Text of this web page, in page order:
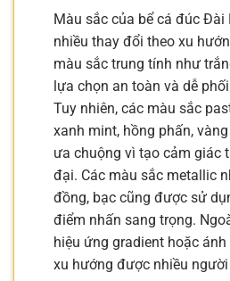
Màu sắc của bể cá đúc Đài
nhiều thay đổi theo xu
màu sắc trung tính như
lựa chọn an toàn và dễ
Tuy nhiên, các màu sắc
xanh mint, hồng phấn,
ưa chuộng vì tạo cảm giác
đại. Các màu sắc metallic
đồng, bạc cũng được sử
điểm nhấn sang trọng.
hiệu ứng gradient hoặc
xu hướng được nhiều người